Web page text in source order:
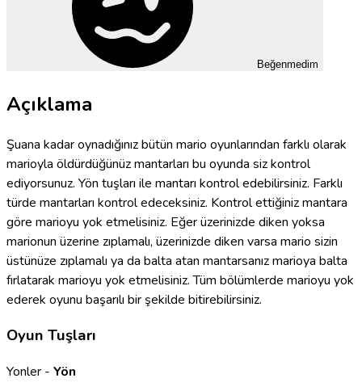
Beğenmedim
Açıklama
Şuana kadar oynadığınız bütün mario oyunlarından farklı olarak
marioyla öldürdüğünüz mantarları bu oyunda siz kontrol
ediyorsunuz. Yön tuşları ile mantarı kontrol edebilirsiniz. Farklı
türde mantarları kontrol edeceksiniz. Kontrol ettiğiniz mantara
göre marioyu yok etmelisiniz. Eğer üzerinizde diken yoksa
marionun üzerine zıplamalı, üzerinizde diken varsa mario sizin
üstünüze zıplamalı ya da balta atan mantarsanız marioya balta
fırlatarak marioyu yok etmelisiniz. Tüm bölümlerde marioyu yok
ederek oyunu başarılı bir şekilde bitirebilirsiniz.
Oyun Tuşları
Yonler - Yön